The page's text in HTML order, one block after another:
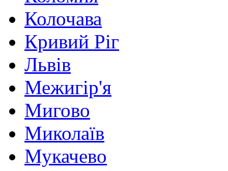
Колочава
Кривий Ріг
Львів
Межигір'я
Мигово
Миколаїв
Мукачево